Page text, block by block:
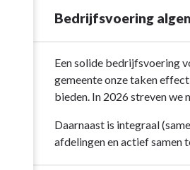
InleidingBedrijfsvoering
Terug
navigatie
Paragraaf
Bedrijfsvoering
Een solide bedrijfsvoering
gemeente onze taken
bieden. In 2026 streven we
Daarnaast is integraal
afdelingen en actief samen